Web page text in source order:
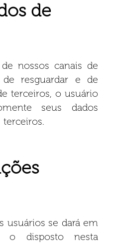
de
nossos canais de
resguardar e de
terceiros, o usuário
seus dados
terceiros.
usuários se dará em
o disposto nesta